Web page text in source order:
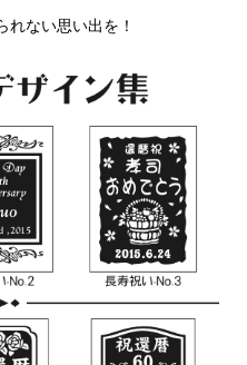
れない思い出を！